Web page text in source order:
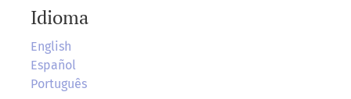
Idioma
English
Español
Português